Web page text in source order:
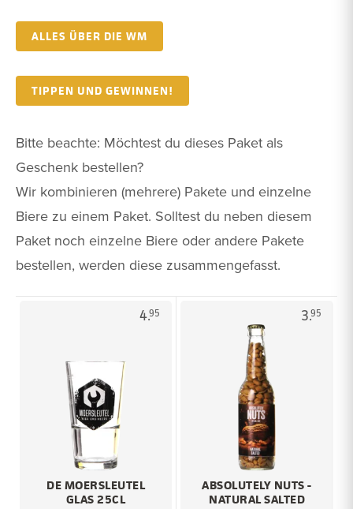
ALLES ÜBER DIE WM
TIPPEN UND GEWINNEN!
Bitte beachte: Möchtest du dieses Paket als
Geschenk bestellen?
Wir kombinieren (mehrere) Pakete und einzelne
Biere zu einem Paket. Solltest du neben diesem
Paket noch einzelne Biere oder andere Pakete
bestellen, werden diese zusammengefasst.
4.95
DE MOERSLEUTEL
GLAS 25CL
3.95
ABSOLUTELY NUTS -
NATURAL SALTED